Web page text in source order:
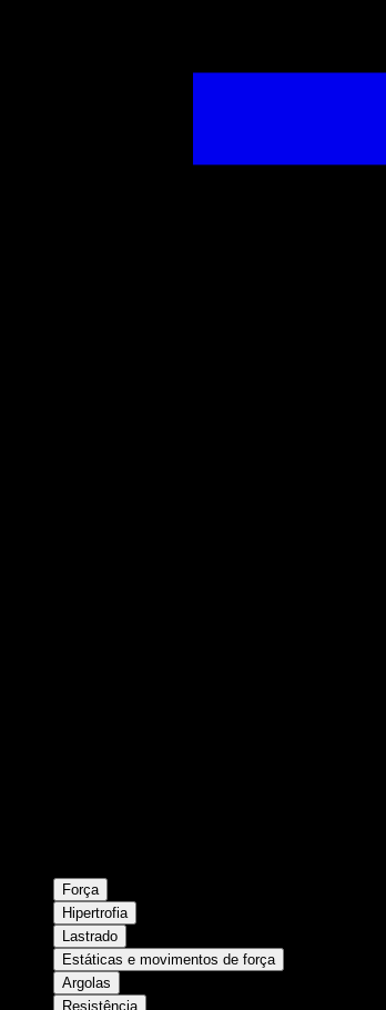
Força
Hipertrofia
Lastrado
Estáticas e movimentos de força
Argolas
Resistência